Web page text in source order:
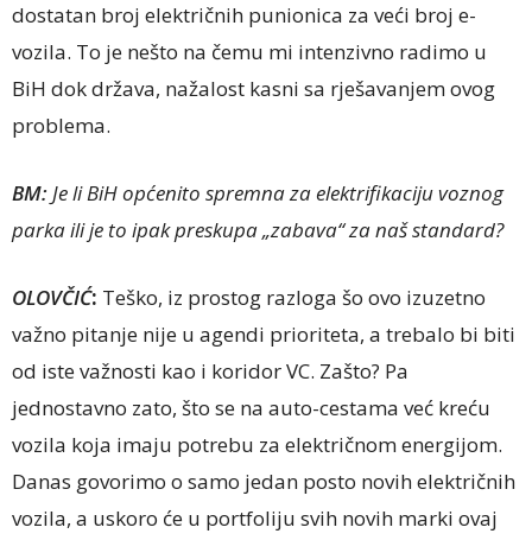
dostatan broj električnih punionica za veći broj e-
vozila. To je nešto na čemu mi intenzivno radimo u
BiH dok država, nažalost kasni sa rješavanjem ovog
problema.
BM: Je li BiH općenito spremna za elektrifikaciju voznog
parka ili je to ipak preskupa „zabava“ za naš standard?
OLOVČIĆ: Teško, iz prostog razloga šo ovo izuzetno
važno pitanje nije u agendi prioriteta, a trebalo bi biti
od iste važnosti kao i koridor VC. Zašto? Pa
jednostavno zato, što se na auto-cestama već kreću
vozila koja imaju potrebu za električnom energijom.
Danas govorimo o samo jedan posto novih električnih
vozila, a uskoro će u portfoliju svih novih marki ovaj